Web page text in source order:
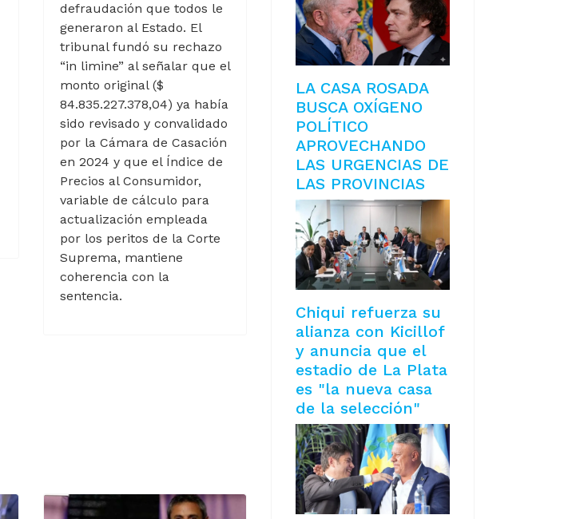
defraudación que todos le
generaron al Estado. El
tribunal fundó su rechazo
“in limine” al señalar que el
monto original ($
84.835.227.378,04) ya había
sido revisado y convalidado
por la Cámara de Casación
en 2024 y que el Índice de
Precios al Consumidor,
variable de cálculo para
actualización empleada
por los peritos de la Corte
Suprema, mantiene
coherencia con la
sentencia.
LA CASA ROSADA
BUSCA OXÍGENO
POLÍTICO
APROVECHANDO
LAS URGENCIAS DE
LAS PROVINCIAS
Chiqui refuerza su
alianza con Kicillof
y anuncia que el
estadio de La Plata
es "la nueva casa
de la selección"